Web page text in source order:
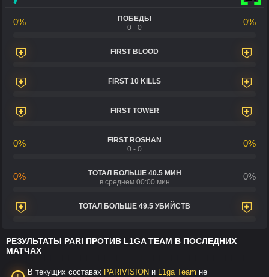
0%
ПОБЕДЫ
0 - 0
0%
FIRST BLOOD
FIRST 10 KILLS
FIRST TOWER
0%
FIRST ROSHAN
0 - 0
0%
0%
ТОТАЛ БОЛЬШЕ 40.5 МИН
в среднем 00:00 мин
0%
ТОТАЛ БОЛЬШЕ 49.5 УБИЙСТВ
РЕЗУЛЬТАТЫ PARI ПРОТИВ L1GA TEAM В ПОСЛЕДНИХ
МАТЧАХ
В текущих составах PARIVISION и L1ga Team не